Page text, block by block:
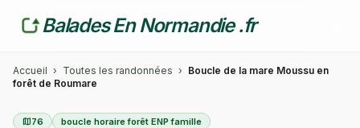
Balades En Normandie .fr
Accueil › Toutes les randonnées › Boucle de la mare Moussu en
forêt de Roumare
map76 boucle horaire forêt ENP famille